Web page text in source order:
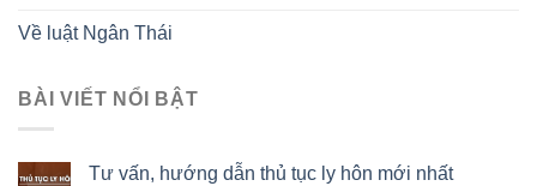
Về luật Ngân Thái
BÀI VIẾT NỔI BẬT
Tư vấn, hướng dẫn thủ tục ly hôn mới nhất